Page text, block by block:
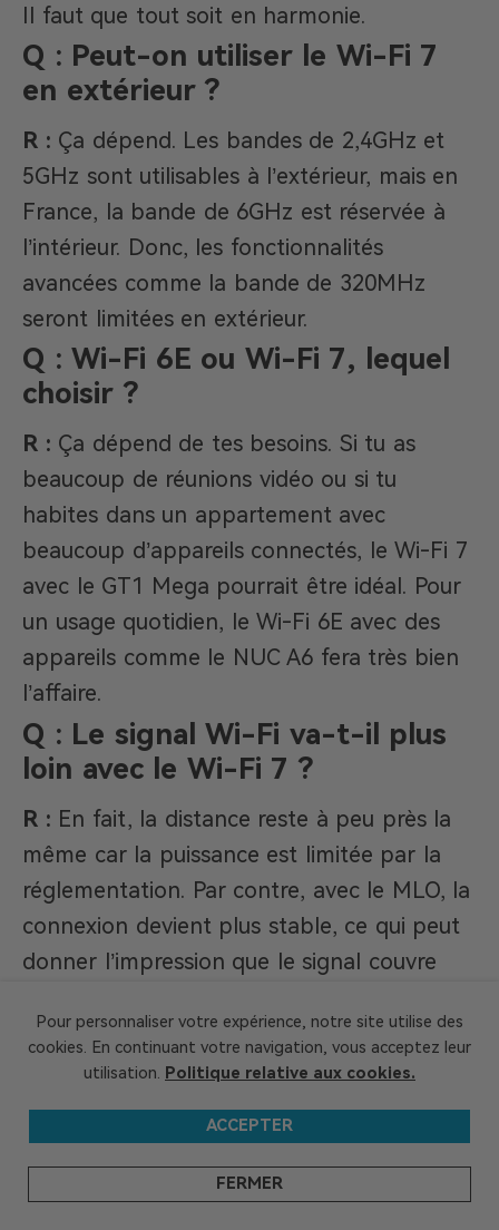
Il faut que tout soit en harmonie.
Q : Peut-on utiliser le Wi-Fi 7
en extérieur ?
R : Ça dépend. Les bandes de 2,4GHz et
5GHz sont utilisables à l’extérieur, mais en
France, la bande de 6GHz est réservée à
l’intérieur. Donc, les fonctionnalités
avancées comme la bande de 320MHz
seront limitées en extérieur.
Q : Wi-Fi 6E ou Wi-Fi 7, lequel
choisir ?
R : Ça dépend de tes besoins. Si tu as
beaucoup de réunions vidéo ou si tu
habites dans un appartement avec
beaucoup d’appareils connectés, le Wi-Fi 7
avec le GT1 Mega pourrait être idéal. Pour
un usage quotidien, le Wi-Fi 6E avec des
appareils comme le NUC A6 fera très bien
l’affaire.
Q : Le signal Wi-Fi va-t-il plus
loin avec le Wi-Fi 7 ?
R : En fait, la distance reste à peu près la
même car la puissance est limitée par la
réglementation. Par contre, avec le MLO, la
connexion devient plus stable, ce qui peut
donner l’impression que le signal couvre
le Wi-Fi 7 ! N’hésitez pas à partager vos
expériences et questions, on est là pour
en discuter ensemble.
Pour personnaliser votre expérience, notre site utilise des
cookies. En continuant votre navigation, vous acceptez leur
utilisation. Politique relative aux cookies.
ACCEPTER
FERMER